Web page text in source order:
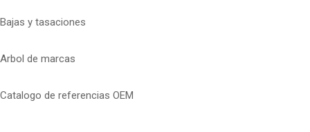
Bajas y tasaciones
Arbol de marcas
Catalogo de referencias OEM